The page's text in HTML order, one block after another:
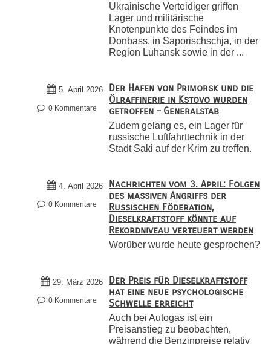
Ukrainische Verteidiger griffen
Lager und militärische
Knotenpunkte des Feindes im
Donbass, in Saporischschja, in der
Region Luhansk sowie in der ...
5. April 2026
0 Kommentare
Der Hafen von Primorsk und die
Ölraffinerie in Kstovo wurden
getroffen – Generalstab
Zudem gelang es, ein Lager für
russische Luftfahrttechnik in der
Stadt Saki auf der Krim zu treffen.
4. April 2026
0 Kommentare
Nachrichten vom 3. April: Folgen
des massiven Angriffs der
Russischen Föderation,
Dieselkraftstoff könnte auf
Rekordniveau verteuert werden
Worüber wurde heute gesprochen?
29. März 2026
0 Kommentare
Der Preis für Dieselkraftstoff
hat eine neue psychologische
Schwelle erreicht
Auch bei Autogas ist ein
Preisanstieg zu beobachten,
während die Benzinpreise relativ